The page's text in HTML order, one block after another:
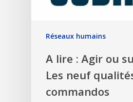
Réseaux humains
A lire : Agir ou
Les neuf
commandos